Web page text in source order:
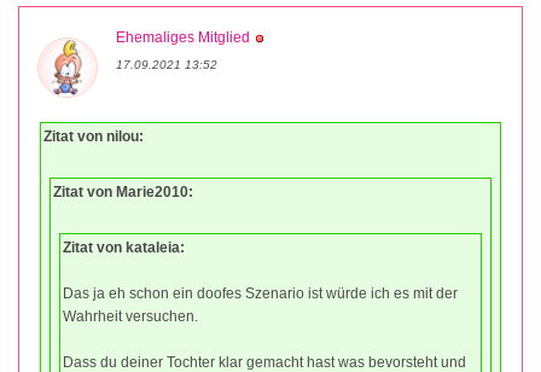
Ehemaliges Mitglied
17.09.2021 13:52
Zitat von nilou:
Zitat von Marie2010:
Zitat von kataleia:
Das ja eh schon ein doofes Szenario ist würde ich es mit der
Wahrheit versuchen.
Dass du deiner Tochter klar gemacht hast was bevorsteht und